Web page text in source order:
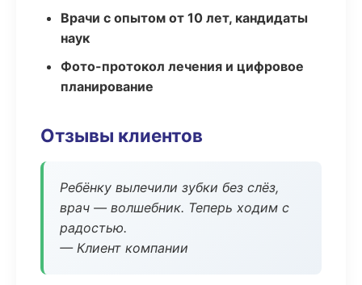
Врачи с опытом от 10 лет, кандидаты
наук
Фото-протокол лечения и цифровое
планирование
Отзывы клиентов
Ребёнку вылечили зубки без слёз,
врач — волшебник. Теперь ходим с
радостью.
— Клиент компании